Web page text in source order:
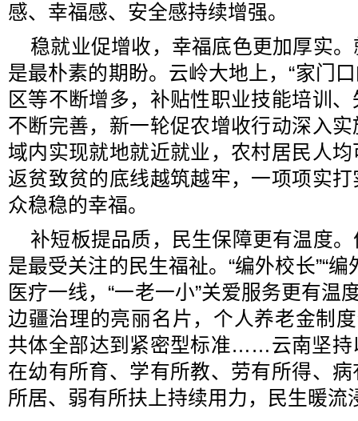
感、幸福感、安全感持续增强。
稳就业促增收，幸福底色更加厚实
是最朴素的期盼。云岭大地上，“家门
区等不断增多，补贴性职业技能培训
不断完善，新一轮促农增收行动深入
域内实现就地就近就业，农村居民人
返贫致贫的底线越筑越牢，一项项实
众稳稳的幸福。
补短板提品质，民生保障更有温度
是最受关注的民生福祉。“编外校长”“
医疗一线，“一老一小”关爱服务更有温
边疆治理的亮丽名片，个人养老金制
共体全部达到紧密型标准……云南坚持
在幼有所育、学有所教、劳有所得、
所居、弱有所扶上持续用力，民生暖流